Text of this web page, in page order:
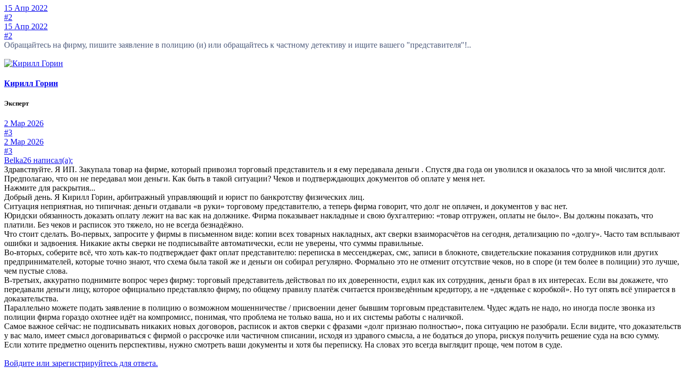
15 Апр 2022
#2
15 Апр 2022
#2
Обращайтесь на фирму, пишите заявление в полицию (и) или обращайтесь к частному детективу и ищите вашего "представителя"!..
Кирилл Горин
Эксперт
2 Мар 2026
#3
2 Мар 2026
#3
Belka26 написал(а):
Здравствуйте. Я ИП. Закупала товар на фирме, который привозил торговый представитель и я ему передавала деньги . Спустя два года он уволился и оказалось что за мной числится долг.
Предполагаю, что он не передавал мои деньги. Как быть в такой ситуации? Чеков и подтверждающих документов об оплате у меня нет.
Нажмите для раскрытия...
Добрый день. Я Кирилл Горин, арбитражный управляющий и юрист по банкротству физических лиц.
Ситуация неприятная, но типичная: деньги отдавали «в руки» торговому представителю, а теперь фирма говорит, что долг не оплачен, и документов у вас нет.
Юридски обязанность доказать оплату лежит на вас как на должнике. Фирма показывает накладные и свою бухгалтерию: «товар отгружен, оплаты не было». Вы должны показать, что
платили. Без чеков и расписок это тяжело, но не всегда безнадёжно.
Что стоит сделать. Во-первых, запросите у фирмы в письменном виде: копии всех товарных накладных, акт сверки взаиморасчётов на сегодня, детализацию по «долгу». Часто там всплывают
ошибки и задвоения. Никакие акты сверки не подписывайте автоматически, если не уверены, что суммы правильные.
Во-вторых, соберите всё, что хоть как-то подтверждает факт оплат представителю: переписка в мессенджерах, смс, записи в блокноте, свидетельские показания сотрудников или других
предпринимателей, которые точно знают, что схема была такой же и деньги он собирал регулярно. Формально это не отменит отсутствие чеков, но в споре (и тем более в полиции) это лучше,
чем пустые слова.
В-третьих, аккуратно поднимите вопрос через фирму: торговый представитель действовал по их доверенности, ездил как их сотрудник, деньги брал в их интересах. Если вы докажете, что
передавали деньги лицу, которое официально представляло фирму, по общему правилу платёж считается произведённым кредитору, а не «дяденьке с коробкой». Но тут опять всё упирается в
доказательства.
Параллельно можете подать заявление в полицию о возможном мошенничестве / присвоении денег бывшим торговым представителем. Чудес ждать не надо, но иногда после звонка из
полиции фирма гораздо охотнее идёт на компромисс, понимая, что проблема не только ваша, но и их системы работы с наличкой.
Самое важное сейчас: не подписывать никаких новых договоров, расписок и актов сверки с фразами «долг признаю полностью», пока ситуацию не разобрали. Если видите, что доказательств
у вас мало, имеет смысл договариваться с фирмой о рассрочке или частичном списании, исходя из здравого смысла, а не бодаться до упора, рискуя получить решение суда на всю сумму.
Если хотите предметно оценить перспективы, нужно смотреть ваши документы и хотя бы переписку. На словах это всегда выглядит проще, чем потом в суде.
Войдите или зарегистрируйтесь для ответа.